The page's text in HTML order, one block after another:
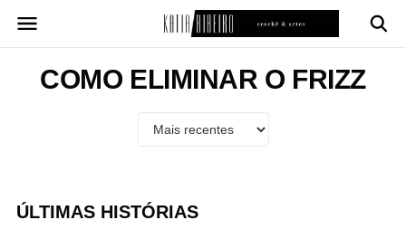
para
conteúdoCOMO ELIMINAR O FRIZZ
ÚLTIMAS HISTÓRIAS